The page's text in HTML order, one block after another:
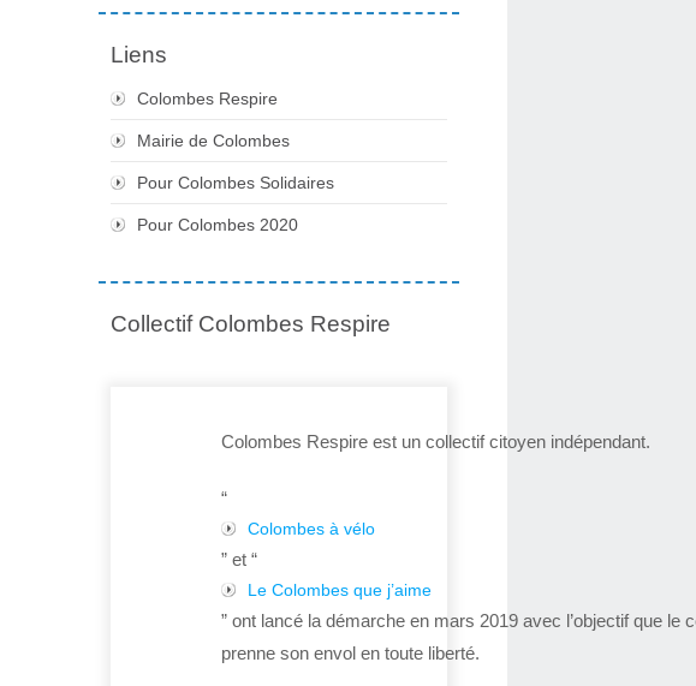
Liens
Colombes Respire
Mairie de Colombes
Pour Colombes Solidaires
Pour Colombes 2020
Collectif Colombes Respire
Colombes Respire est un collectif citoyen indépendant.
“
Colombes à vélo
” et “
Le Colombes que j’aime
” ont lancé la démarche en mars 2019 avec l’objectif que le
prenne son envol en toute liberté.